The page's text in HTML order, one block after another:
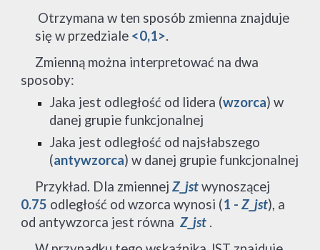
się w przedziale <0,1>.
Zmienną można interpretować na dwa
sposoby:
Jaka jest odległość od lidera (wzorca) w
danej grupie funkcjonalnej
Jaka jest odległość od najsłabszego
(antywzorca) w danej grupie funkcjonalnej
     Przykład. Dla zmiennej
Z_jst
0.75 odległość od wzorca wynosi (1 - Z_jst), a
od antywzorca jest równa Z_jst .